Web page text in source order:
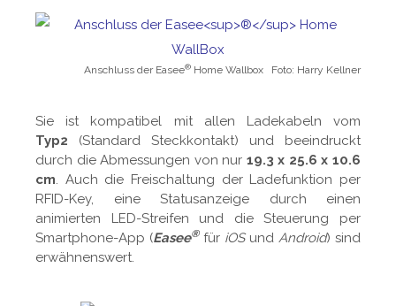
Anschluss der Easee® Home Wallbox Foto: Harry Kellner
Sie ist kompatibel mit allen Ladekabeln vom
Typ2 (Standard Steckkontakt) und beeindruckt
durch die Abmessungen von nur 19.3 x 25.6 x 10.6
cm. Auch die Freischaltung der Ladefunktion per
RFID-Key, eine Statusanzeige durch einen
animierten LED-Streifen und die Steuerung per
Smartphone-App (Easee® für iOSund Android) sind
erwähnenswert.